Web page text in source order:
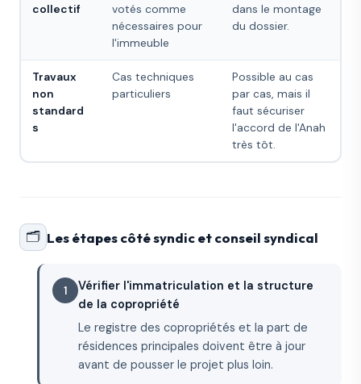
collectif
votés comme
nécessaires pour
l'immeuble
dans le montage
du dossier.
Travaux
non
standard
s
Cas techniques
particuliers
Possible au cas
par cas, mais il
faut sécuriser
l'accord de l'Anah
très tôt.
🗂️ Les étapes côté syndic et conseil syndical
Vérifier l'immatriculation et la structure
de la copropriété
Le registre des copropriétés et la part de
résidences principales doivent être à jour
avant de pousser le projet plus loin.